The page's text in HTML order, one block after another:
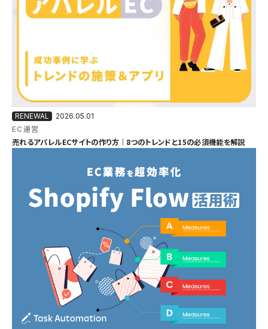
2026.05.01
EC運営
売れるアパレルECサイトの作り方｜8つのトレンドと15の必須機能を解説